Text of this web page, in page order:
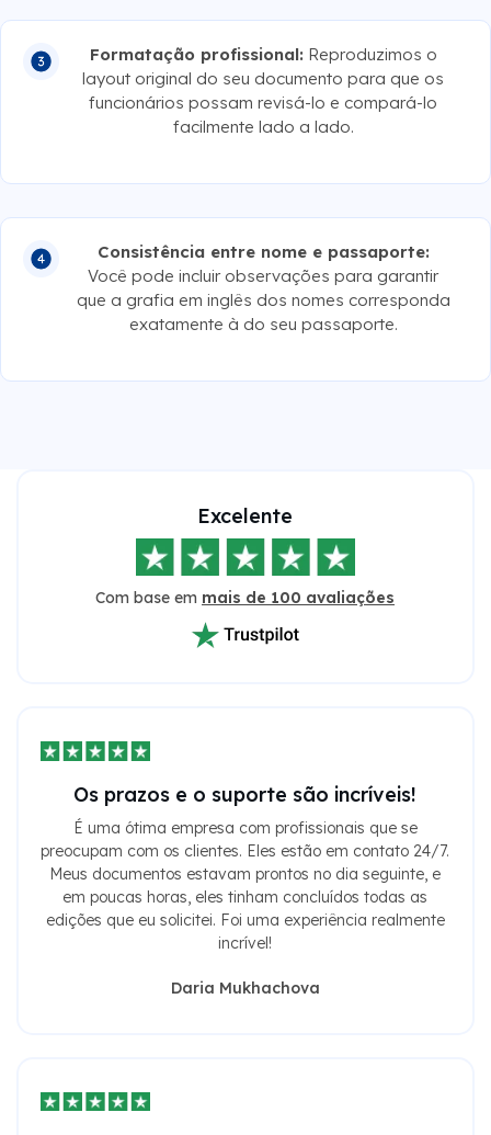
layout original do seu documento para que os
funcionários possam revisá-lo e compará-lo
facilmente lado a lado.
Você pode incluir observações para garantir
que a grafia em inglês dos nomes corresponda
exatamente à do seu passaporte.
Com base emmais de 100 avaliações
É uma ótima empresa com profissionais que se
preocupam com os clientes. Eles estão em contato 24/7.
Meus documentos estavam prontos no dia seguinte, e
em poucas horas, eles tinham concluídos todas as
edições que eu solicitei. Foi uma experiência realmente
incrível!